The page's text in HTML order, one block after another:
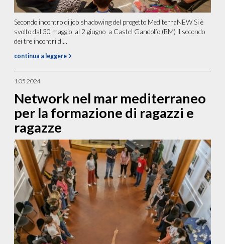
Secondo incontro di job shadowing del progetto MediterraNEW Si è
svolto dal 30 maggio al 2 giugno a Castel Gandolfo (RM) il secondo
dei tre incontri di...
continua a leggere
1.05.2024
Network nel mar mediterraneo
per la formazione di ragazzi e
ragazze